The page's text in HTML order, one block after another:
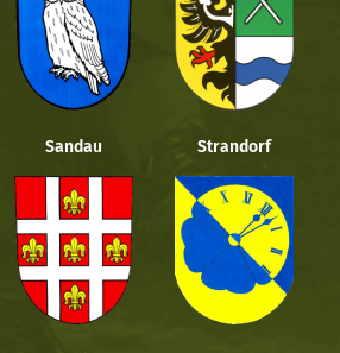
Sandau Strandorf